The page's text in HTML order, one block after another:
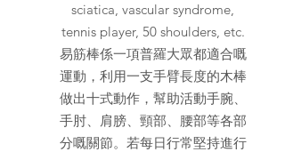
sciatica, vascular syndrome,
tennis player, 50 shoulders, etc.
易筋棒係一項普羅大眾都適合嘅
運動，利用一支手臂長度的木棒
做出十式動作，幫助活動手腕、
手肘、肩膀、頸部、腰部等各部
分嘅關節。若每日行常堅持進行